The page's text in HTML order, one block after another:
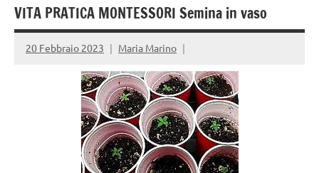
VITA PRATICA MONTESSORI Semina in vaso
20 Febbraio 2023 Maria Marino